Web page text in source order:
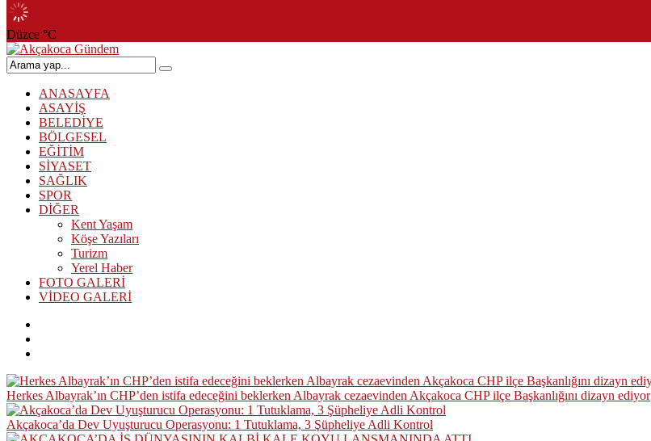
Düzce °C
ANASAYFA
ASAYİŞ
BELEDİYE
BÖLGESEL
EĞİTİM
SİYASET
SAĞLIK
SPOR
DİĞER
Kent Yaşam
Köşe Yazıları
Turizm
Yerel Haber
FOTO GALERİ
VİDEO GALERİ
Herkes Albayrak’ın CHP’den istifa edeceğini beklerken Albayrak cezaevinden Akçakoca CHP ilçe Başkanlığını dizayn ediyor
Akçakoca’da Dev Uyuşturucu Operasyonu: 1 Tutuklama, 3 Şüpheliye Adli Kontrol